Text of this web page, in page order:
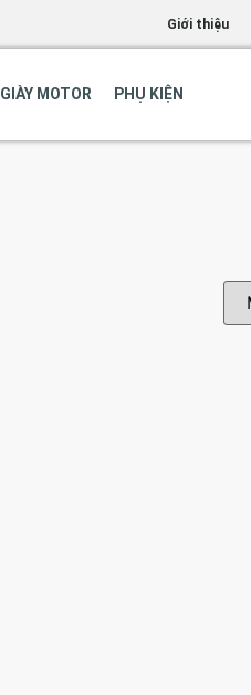
Giới thiệu
GIÀY MOTOR PHỤ KIỆN